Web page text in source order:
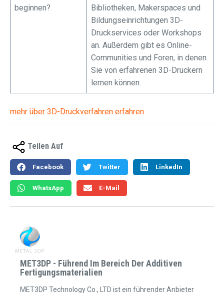
beginnen?
Bibliotheken, Makerspaces und
Bildungseinrichtungen 3D-
Druckservices oder Workshops
an. Außerdem gibt es Online-
Communities und Foren, in denen
Sie von erfahrenen 3D-Druckern
lernen können.
mehr über 3D-Druckverfahren erfahren
Teilen Auf
Facebook Twitter LinkedIn
WhatsApp E-Mail
MET3DP - Führend Im Bereich Der Additiven
Fertigungsmaterialien
MET3DP Technology Co., LTD ist ein führender Anbieter